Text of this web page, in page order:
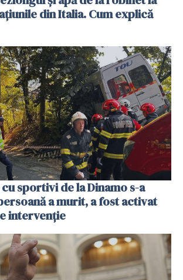
din Italia. Cum explică
sportivi de la Dinamo s-a
a murit, a fost activat
intervenție